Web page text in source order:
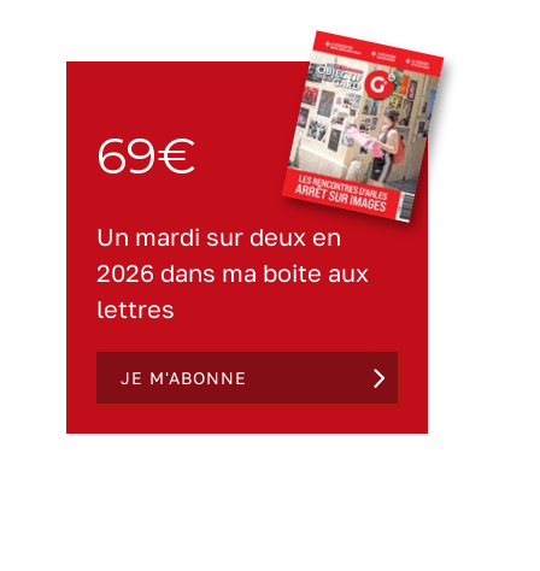
69€
Un mardi sur deux en
2026 dans ma boite aux
lettres
JE M'ABONNE